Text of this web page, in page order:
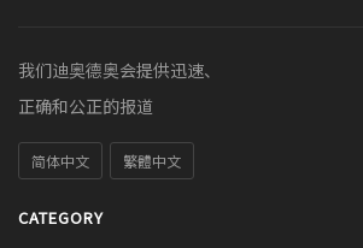
我们迪奥德奥会提供迅速、
正确和公正的报道
简体中文 繁體中文
CATEGORY